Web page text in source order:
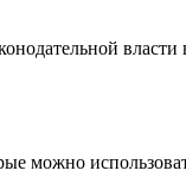
власти
можно